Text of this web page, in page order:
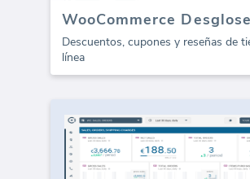
Descuentos, cupones y reseñas de
línea